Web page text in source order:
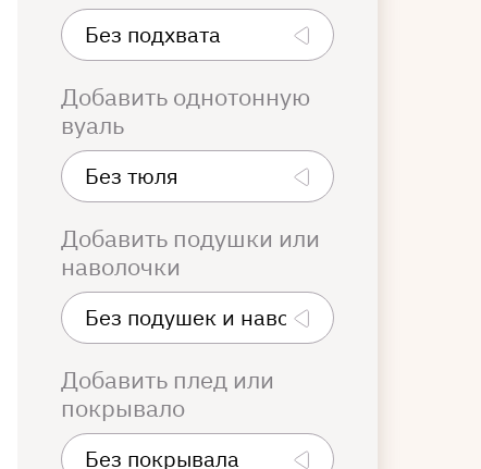
Добавить однотонную
вуаль
Добавить подушки или
наволочки
Добавить плед или
покрывало